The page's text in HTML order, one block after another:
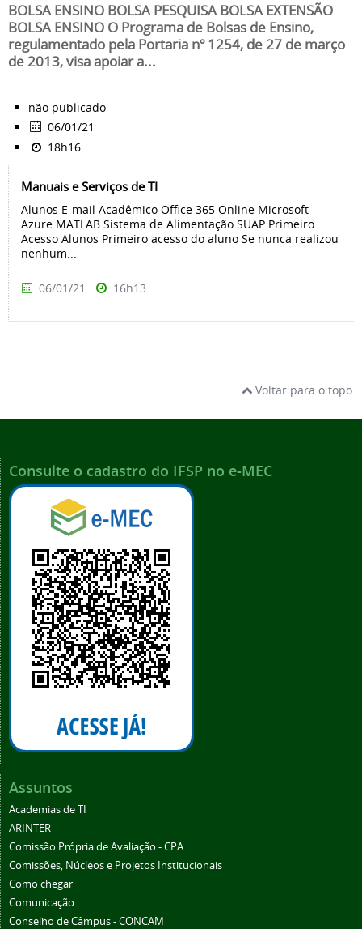
BOLSA ENSINO BOLSA PESQUISA BOLSA EXTENSÃO
BOLSA ENSINO O Programa de Bolsas de Ensino,
regulamentado pela Portaria nº 1254, de 27 de março
de 2013, visa apoiar a...
não publicado
06/01/21
18h16
Manuais e Serviços de TI
Alunos E-mail Acadêmico Office 365 Online Microsoft
Azure MATLAB Sistema de Alimentação SUAP Primeiro
Acesso Alunos Primeiro acesso do aluno Se nunca realizou
nenhum...
06/01/21 16h13
Voltar para o topo
Consulte o cadastro do IFSP no e-MEC
Assuntos
Academias de TI
ARINTER
Comissão Própria de Avaliação - CPA
Comissões, Núcleos e Projetos Institucionais
Como chegar
Comunicação
Conselho de Câmpus - CONCAM